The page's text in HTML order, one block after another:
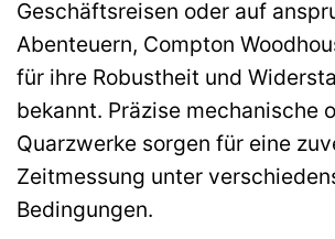
Geschäftsreisen oder auf
Abenteuern, Compton
für ihre Robustheit und
bekannt. Präzise mechanische
Quarzwerke sorgen für eine
Zeitmessung unter
Bedingungen.